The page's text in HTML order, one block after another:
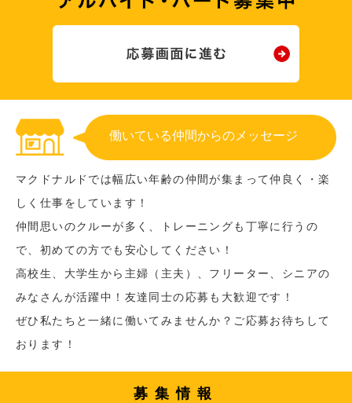
働いている仲間からのメッセージ
マクドナルドでは幅広い年齢の仲間が集まって仲良く・楽
しく仕事をしています！
仲間思いのクルーが多く、トレーニングも丁寧に行うの
で、初めての方でも安心してください！
高校生、大学生から主婦（主夫）、フリーター、シニアの
みなさんが活躍中！友達同士の応募も大歓迎です！
ぜひ私たちと一緒に働いてみませんか？ご応募お待ちして
おります！
募集情報